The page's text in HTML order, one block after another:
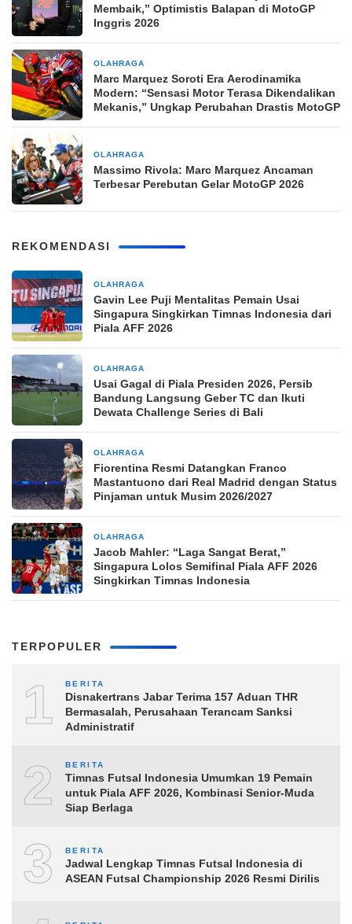
Membaik,” Optimistis Balapan di MotoGP
Inggris 2026
OLAHRAGA
Marc Marquez Soroti Era Aerodinamika
Modern: “Sensasi Motor Terasa Dikendalikan
Mekanis,” Ungkap Perubahan Drastis MotoGP
OLAHRAGA
Massimo Rivola: Marc Marquez Ancaman
Terbesar Perebutan Gelar MotoGP 2026
REKOMENDASI
OLAHRAGA
Gavin Lee Puji Mentalitas Pemain Usai
Singapura Singkirkan Timnas Indonesia dari
Piala AFF 2026
OLAHRAGA
Usai Gagal di Piala Presiden 2026, Persib
Bandung Langsung Geber TC dan Ikuti
Dewata Challenge Series di Bali
OLAHRAGA
Fiorentina Resmi Datangkan Franco
Mastantuono dari Real Madrid dengan Status
Pinjaman untuk Musim 2026/2027
OLAHRAGA
Jacob Mahler: “Laga Sangat Berat,”
Singapura Lolos Semifinal Piala AFF 2026
Singkirkan Timnas Indonesia
TERPOPULER
1 BERITA
Disnakertrans Jabar Terima 157 Aduan THR
Bermasalah, Perusahaan Terancam Sanksi
Administratif
2 BERITA
Timnas Futsal Indonesia Umumkan 19 Pemain
untuk Piala AFF 2026, Kombinasi Senior-Muda
Siap Berlaga
3 BERITA
Jadwal Lengkap Timnas Futsal Indonesia di
ASEAN Futsal Championship 2026 Resmi Dirilis